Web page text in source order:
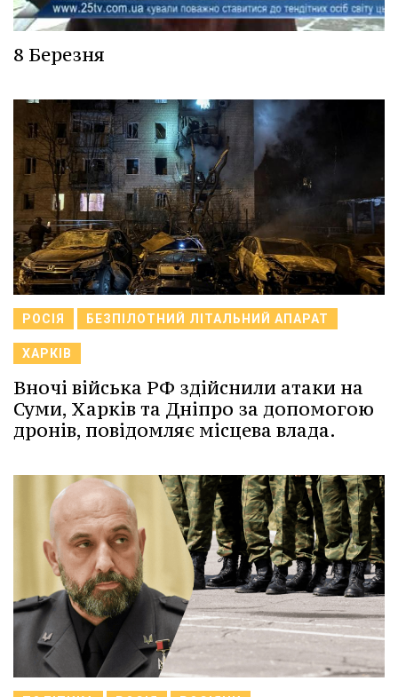
8 Березня
РОСІЯ БЕЗПІЛОТНИЙ ЛІТАЛЬНИЙ АПАРАТ
ХАРКІВ
Вночі війська РФ здійснили атаки на
Суми, Харків та Дніпро за допомогою
дронів, повідомляє місцева влада.